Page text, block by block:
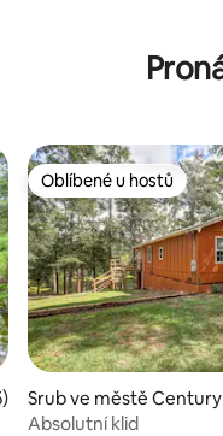
hodnocení 4,89 z 5, 55
Oblíbené u hostů
Oblíbené u hostů
Srub ve městě Century
Absolutní klid